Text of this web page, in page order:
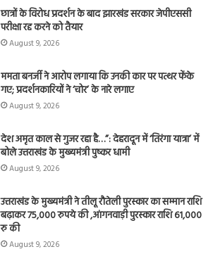
छात्रों के विरोध प्रदर्शन के बाद झारखंड सरकार जेपीएससी
परीक्षा रद्द करने को तैयार
August 9, 2026
ममता बनर्जी ने आरोप लगाया कि उनकी कार पर पत्थर फेंके
गए; प्रदर्शनकारियों ने ‘चोर’ के नारे लगाए
August 9, 2026
देश अमृत काल से गुजर रहा है…”: देहरादून में ‘तिरंगा यात्रा’ में
बोले उत्तराखंड के मुख्यमंत्री पुष्कर धामी
August 9, 2026
उत्तराखंड के मुख्यमंत्री ने तीलू रौतेली पुरस्कार का सम्मान राशि
बढ़ाकर 75,000 रुपये की ,आंगनवाड़ी पुरस्कार राशि 61,000
रु की
August 9, 2026